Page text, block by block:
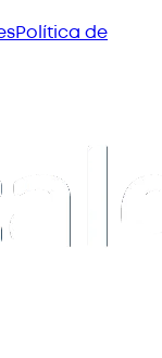
Política de